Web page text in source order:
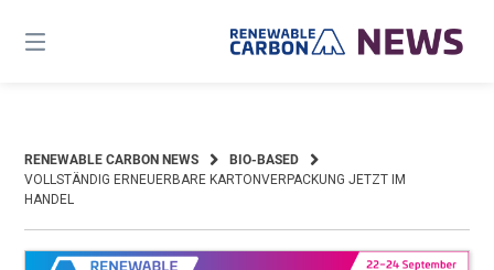
content
RENEWABLE CARBON NEWS
BIO-BASED
VOLLSTÄNDIG ERNEUERBARE KARTONVERPACKUNG JETZT IM
HANDEL